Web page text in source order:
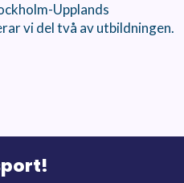
Upplands
vi del två av utbildningen.